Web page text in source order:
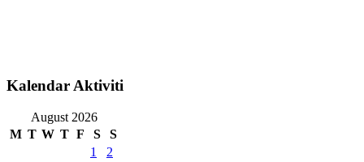
Kalendar Aktiviti
August 2026
M T W T F S
S
1
2